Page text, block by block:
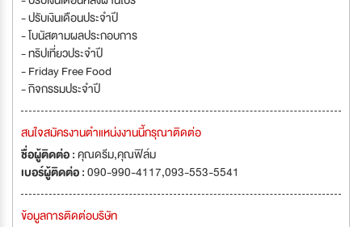
- ปรับเงินเดือนประจำปี
- โบนัสตามผลประกอบการ
- ทริปเที่ยวประจำปี
- Friday Free Food
- กิจกรรมประจำปี
สนใจสมัครงานตำแหน่งงานนี้กรุณาติดต่อ
ชื่อผู้ติดต่อ :คุณดรีม,คุณฟิล์ม
เบอร์ผู้ติดต่อ :090-990-4117,093-553-5541
ข้อมูลการติดต่อบริษัท